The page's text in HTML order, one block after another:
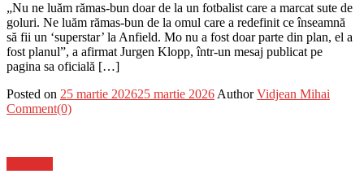
„Nu ne luăm rămas-bun doar de la un fotbalist care a marcat sute de
goluri. Ne luăm rămas-bun de la omul care a redefinit ce înseamnă
să fii un ‘superstar’ la Anfield. Mo nu a fost doar parte din plan, el a
fost planul”, a afirmat Jurgen Klopp, într-un mesaj publicat pe
pagina sa oficială […]
Posted on 25 martie 202625 martie 2026 Author Vidjean Mihai
Comment(0)